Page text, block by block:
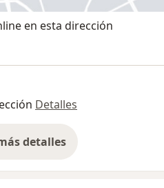
en esta dirección
Detalles
detalles
sobre la dirección